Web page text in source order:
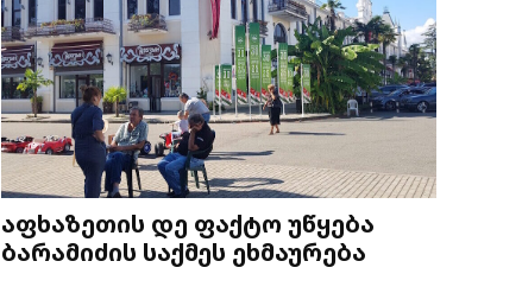
აფხაზეთის დე ფაქტო უწყება
ბარამიძის საქმეს ეხმაურება